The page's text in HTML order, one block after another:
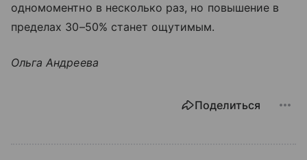
одномоментно в несколько раз, но повышение в
пределах 30–50% станет ощутимым.
Ольга Андреева
Поделиться